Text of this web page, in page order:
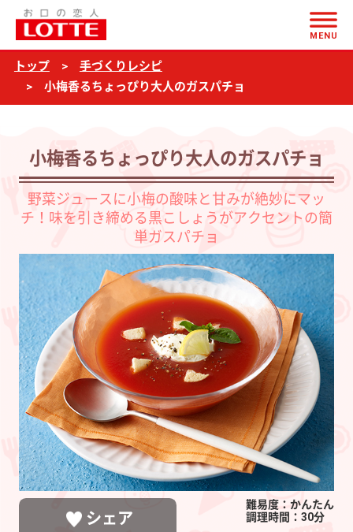
小
梅
香
る
っ
大
人
の
ガ
ス
パ
チ
ョ
MENU
トップ
手づくりレシピ
小梅香るちょっぴり大人のガスパチョ
小梅香るちょっぴり大人のガスパチョ
野菜ジュースに小梅の酸味と甘みが絶妙にマッ
チ！味を引き締める黒こしょうがアクセントの簡
単ガスパチョ
シェア
難易度：かんたん
調理時間：30分